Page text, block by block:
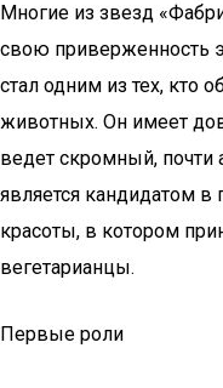
Многие из звезд
свою приверженность
стал одним из тех, кто
животных. Он имеет
ведет скромный, почти
является кандидатом в
красоты, в котором
вегетарианцы.
Первые роли